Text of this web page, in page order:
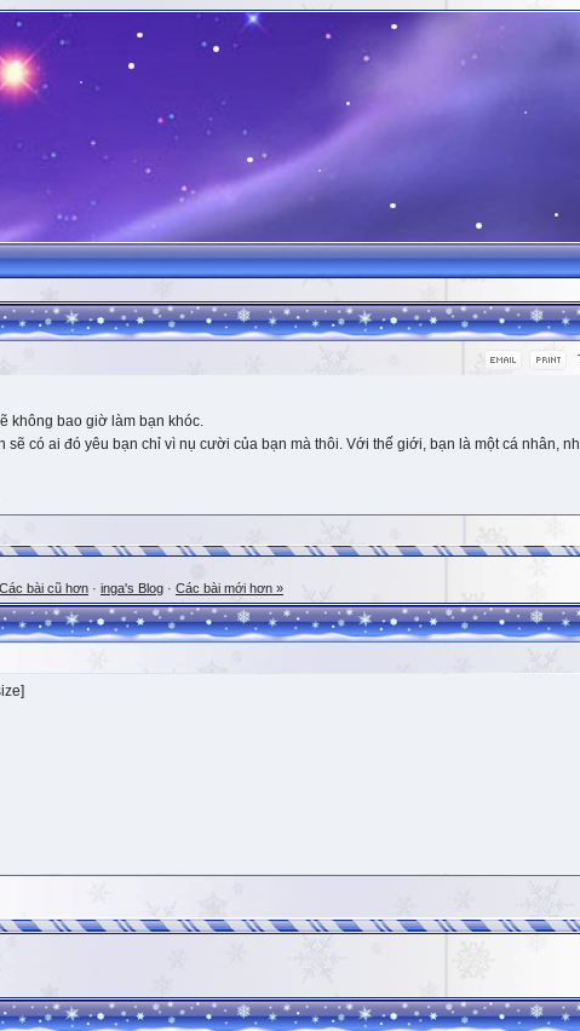
không bao giờ làm bạn khóc.
có ai đó yêu bạn chỉ vì nụ cười của bạn mà thôi. Với thế giới, bạn là một cá nhân,
bài cũ hơn · inga's Blog · Các bài mới hơn »